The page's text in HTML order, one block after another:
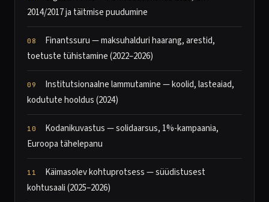
2014/2017 ja täitmise puudumine
Finantssuru — maksuhalduri haarang, arestid,
toetuste tühistamine (2022–2026)
Institutsionaalne lammutamine — koolid, lasteaiad,
kodutute hooldus (2024)
Kodanikuvastus — solidaarsus, 1%-kampaania,
Euroopa tähelepanu
Käimasolev kohtuprotsess — süüdistusest
kohtusaali (2025–2026)